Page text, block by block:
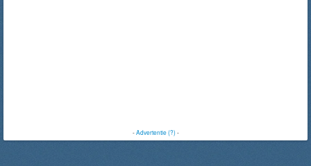
-Advertentie (?)-